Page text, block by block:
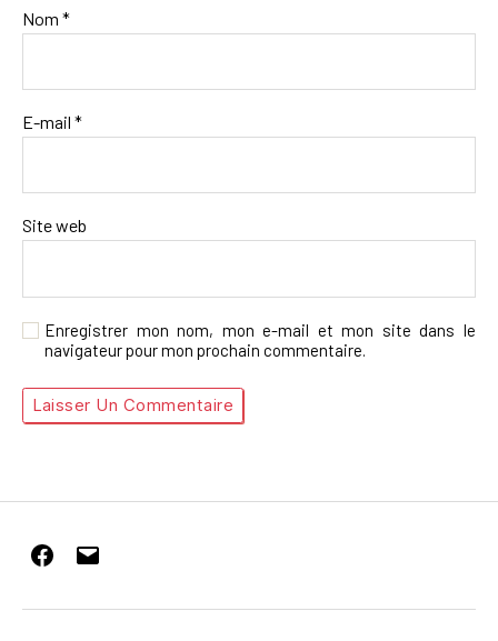
Nom *
E-mail *
Site web
Enregistrer mon nom, mon e-mail et mon site dans le
navigateur pour mon prochain commentaire.
Facebook
E-
mail